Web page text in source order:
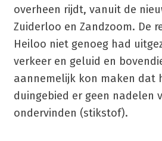
overheen rijdt, vanuit de
Zuiderloo en Zandzoom. De
Heiloo niet genoeg had
verkeer en geluid en
aannemelijk kon maken dat
duingebied er geen nadelen
ondervinden (stikstof).